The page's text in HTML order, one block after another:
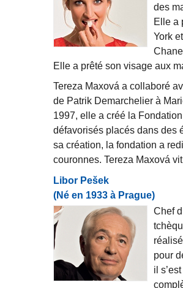
des
Elle a
York
Elle a prêté son visage aux
Tereza Maxová a collaboré
de Patrik Demarchelier à
1997, elle a créé la
défavorisés placés dans des
sa création, la fondation a
couronnes. Tereza Maxová
Libor Pešek
(Né en 1933 à Prague)
Chef
pour
il